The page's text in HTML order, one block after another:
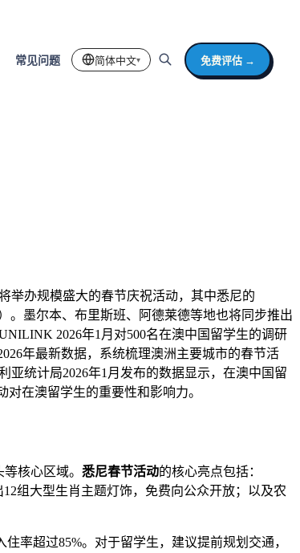
常见问题 简体中文▾ 免费评估 →
举办规模盛大的春节庆祝活动，其中悉尼的
。墨尔本、布里斯班、阿德莱德等地也将同步推出
2026年1月对500名在澳中国留学生的调研
年最新数据，系统梳理澳洲主要城市的春节活
统计局2026年1月发布的数据显示，在澳中国留
在澳留学生的重要性和影响力。
核心区域。 悉尼春节活动的核心亮点包括：
组大型生肖主题灯饰，免费向公众开放；以及农
率超过85%。对于留学生，建议提前规划交通，